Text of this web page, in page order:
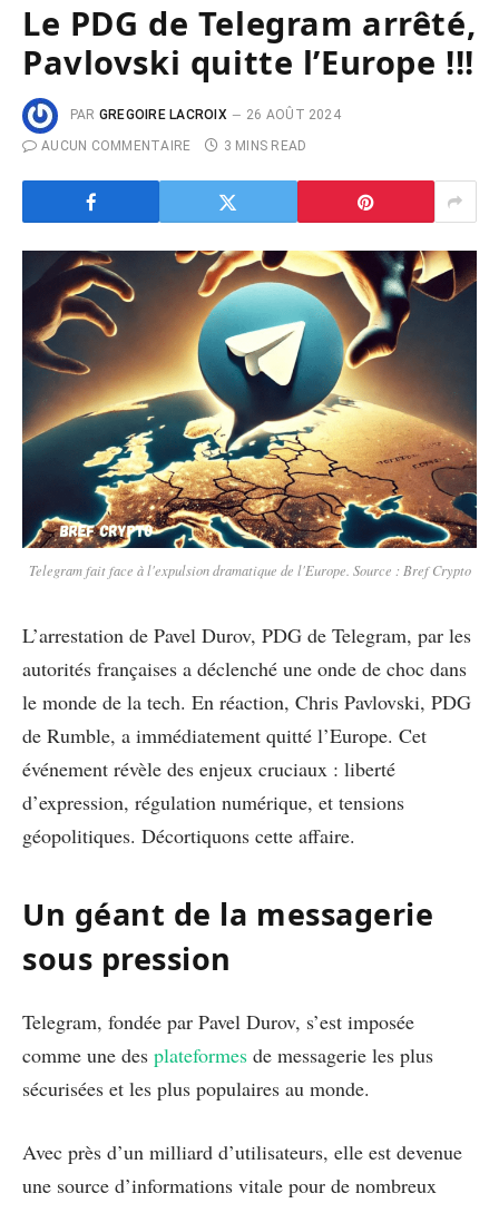
Le PDG de Telegram arrêté,
Pavlovski quitte l’Europe !!!
PAR GREGOIRE LACROIX
26 AOÛT 2024
AUCUN COMMENTAIRE
3 MINS READ
Telegram fait face à l'expulsion dramatique de l'Europe. Source : Bref Crypto
L’arrestation de Pavel Durov, PDG de Telegram, par les
autorités françaises a déclenché une onde de choc dans
le monde de la tech. En réaction, Chris Pavlovski, PDG
de Rumble, a immédiatement quitté l’Europe. Cet
événement révèle des enjeux cruciaux : liberté
d’expression, régulation numérique, et tensions
géopolitiques. Décortiquons cette affaire.
Un géant de la messagerie
sous pression
Telegram, fondée par Pavel Durov, s’est imposée
comme une des plateformes de messagerie les plus
sécurisées et les plus populaires au monde.
Avec près d’un milliard d’utilisateurs, elle est devenue
une source d’informations vitale pour de nombreux